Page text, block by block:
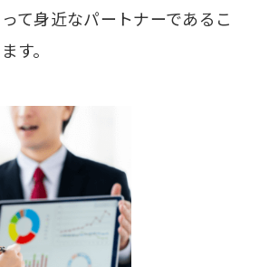
て身近なパートナーであるこ
す。